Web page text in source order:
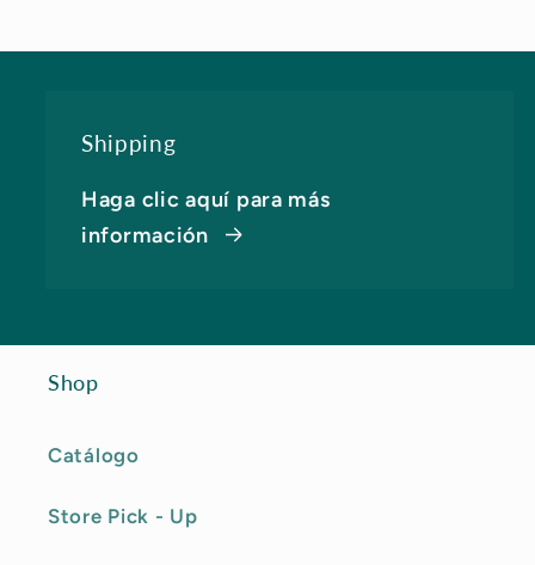
Shipping
Haga clic aquí para más
información
Shop
Catálogo
Store Pick - Up